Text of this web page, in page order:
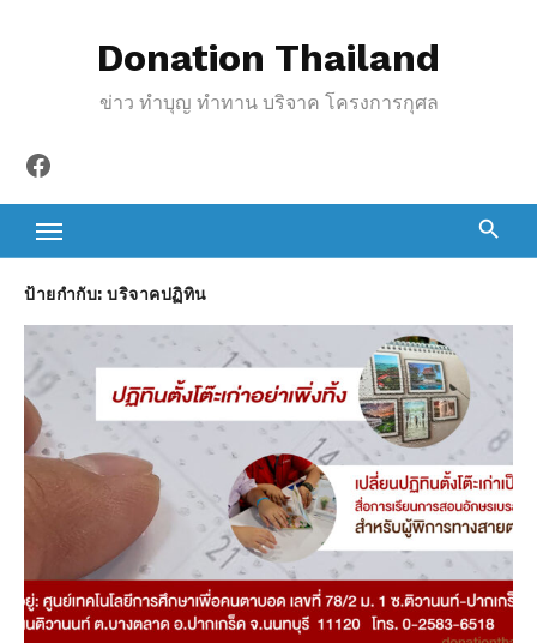
Donation Thailand
ข่าว ทำบุญ ทำทาน บริจาค โครงการกุศล
Facebook
ป้ายกำกับ: บริจาคปฏิทิน